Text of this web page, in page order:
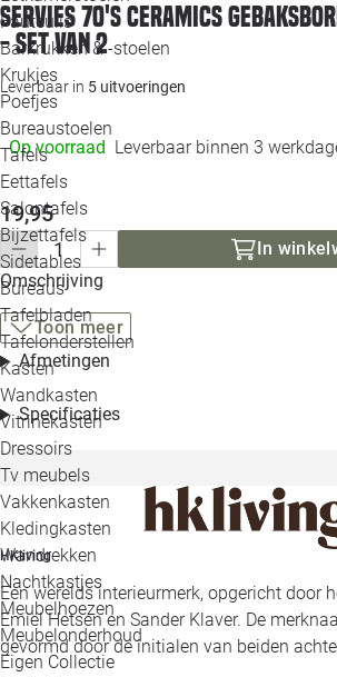
Fauteuils
Barkrukken & -stoelen
Krukjes
Poefjes
Bureaustoelen
Tafels
Eettafels
Salontafels
Bijzettafels
Sidetables
Bureaus
Tafelbladen
Tafelonderstellen
Kasten
Wandkasten
Vitrinekasten
Dressoirs
Tv meubels
Vakkenkasten
Kledingkasten
Wandrekken
Nachtkastjes
Meubelhoezen
Meubelonderhoud
Eigen Collectie
Servies 70's ceramics
- set van 2
Leverbaar in 5 uitvoeringen
Op voorraad Leverbaar binnen 3
19,95
In
Omschrijving
Toon meer
Afmetingen
Specificaties
HKliving
Een werelds interieurmerk, opgericht door
Emiel Hetsen en Sander Klaver. De
gevormd door de initialen van beiden